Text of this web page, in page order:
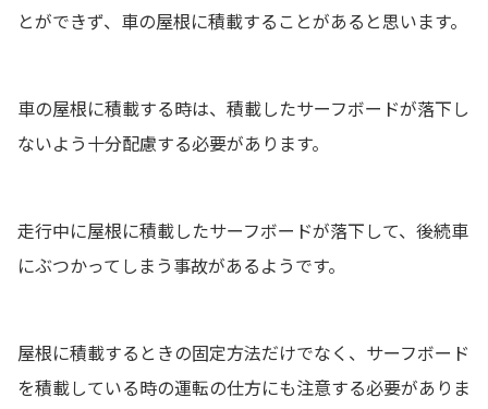
とができず、車の屋根に積載することがあると思います。
車の屋根に積載する時は、積載したサーフボードが落下し
ないよう十分配慮する必要があります。
走行中に屋根に積載したサーフボードが落下して、後続車
にぶつかってしまう事故があるようです。
屋根に積載するときの固定方法だけでなく、サーフボード
を積載している時の運転の仕方にも注意する必要がありま